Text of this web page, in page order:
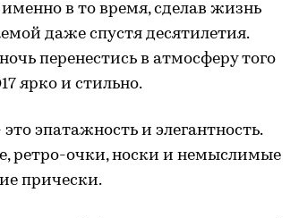
в то время, сделав жизнь
даже спустя десятилетия.
перенестись в атмосферу того
ярко и стильно.
эпатажность и элегантность.
ретро-очки, носки и немыслимые
прически.